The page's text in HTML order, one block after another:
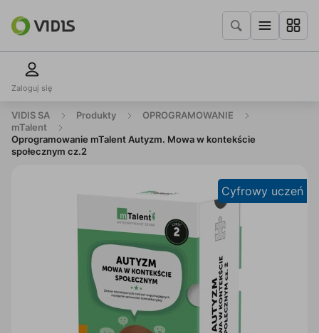
Zaloguj się
VIDIS SA Produkty
OPROGRAMOWANIE
mTalent
Oprogramowanie mTalent Autyzm. Mowa w kontekście
społecznym cz.2
Cyfrowy uczeń